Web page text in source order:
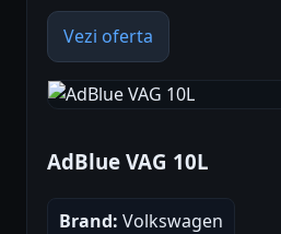
Vezi oferta
AdBlue VAG 10L
Brand: Volkswagen